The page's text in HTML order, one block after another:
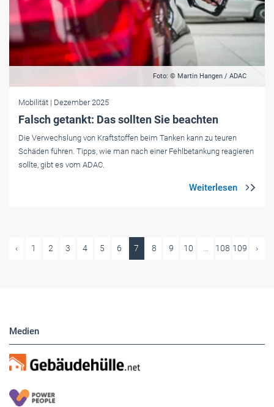
Foto: © Martin Hangen / ADAC
Mobilität | Dezember 2025
Falsch getankt: Das sollten Sie beachten
Die Verwechslung von Kraftstoffen beim Tanken kann zu teuren
Schäden führen. Tipps, wie man nach einer Fehlbetankung reagieren
sollte, gibt es vom ADAC.
‹ 1 2 3 4 5 6 7 8 9 10 ... 108 109 ›
Medien